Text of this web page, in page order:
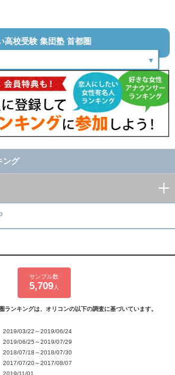
高校受験 集団塾 首都圏
ング
サンプル数
5,709人
ランキングは、オリコンの以下の調査に基づいています。
2019/03/22～2019/06/24
2019/06/25～2019/07/29
2018/07/18～2018/07/30
2017/07/20～2017/08/07
2019/11/01